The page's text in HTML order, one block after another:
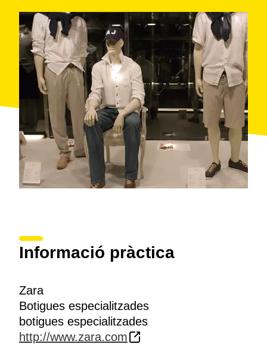
Informació pràctica
Zara
Botigues especialitzades
botigues especialitzades
http://www.zara.com